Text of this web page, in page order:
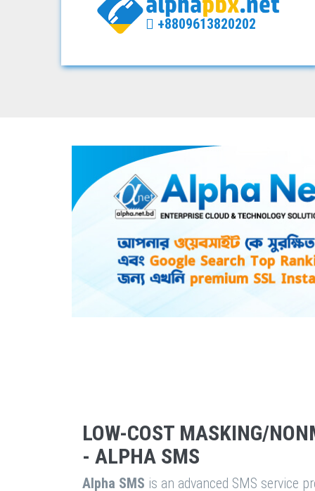
+8809613820202
LOW-COST MASKING/
- ALPHA SMS
Alpha SMS is an advanced SMS service